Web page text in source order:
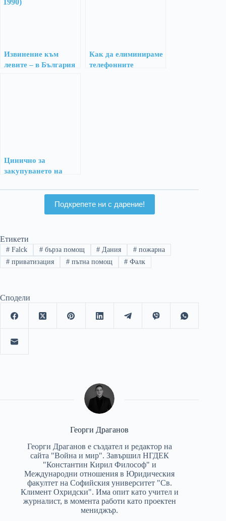
Извинение към
левите – в България
Как да елиминираме
телефонните
Цинично за
закупуването на
Подкрепете ни с дарение!
Етикети
#Falck #бърза помощ # Дания # пожарна
#приватизация #пътна помощ # Фалк
Сподели
Георги Драганов
Георги Драганов е създател и редактор на
сайта "Война и мир". Завършил НГДЕК
"Константин Кирил Философ" и
Международни отношения в Юридическия
факултет на Софийския университет "Св.
Климент Охридски". Има опит като учител и
журналист, в момента работи като проектен
мениджър.